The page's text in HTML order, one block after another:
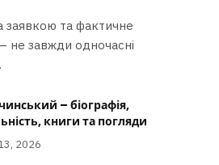
заявкою та фактичне
не завжди одночасні
– біографія,
книги та погляди
2026